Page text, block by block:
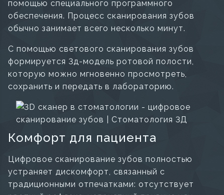
помощью специального программного
обеспечения. Процесс сканирования зубов
обычно занимает всего несколько минут.
С помощью светового сканирования зубов
формируется 3д-модель ротовой полости,
которую можно мгновенно просмотреть,
сохранить и передать в лабораторию.
Комфорт для пациента
Цифровое сканирование зубов полностью
устраняет дискомфорт, связанный с
традиционными отпечатками: отсутствует